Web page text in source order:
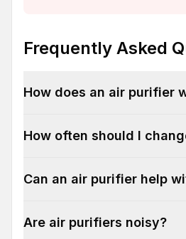
Frequently Asked
How does an air purifier
How often should I
Can an air purifier help
Are air purifiers noisy?